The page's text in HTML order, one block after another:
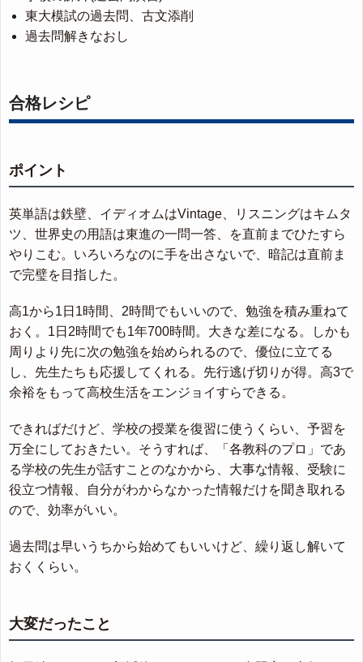
東大模試の過去問、古文添削
過去問解きなおし
合格レシピ
ポイント
英単語は鉄壁、イディオムはVintage、リスニングはキムタ
ツ、世界史の用語は東進の一問一答、を直前までひたすら
やりこむ。いろいろなのに手を出さないで、暗記は直前ま
で完璧を目指した。
高1から1日1時間、2時間でもいいので、勉強を積み重ねて
おく。1日2時間でも1年700時間。大きな差になる。しかも
周りより先に次の勉強を始められるので、優位に立てる
し、先生たちも応援してくれる。先行逃げ切りが得。高3で
余裕をもって高校生活をエンジョイすらできる。
できればだけど、学校の授業を復習に使うくらい、予習を
万全にしておきたい。そうすれば、「各教科のプロ」であ
る学校の先生が話すことのなかから、大事な情報、受験に
役立つ情報、自分がわからなかった情報だけを聞き取れる
ので、効率がいい。
過去問は早いうちから始めてもいいけど、繰り返し解いて
おくくらい。
大変だったこと